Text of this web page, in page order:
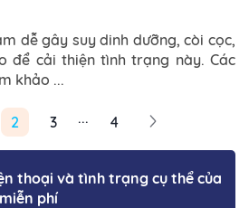
dễ gây suy dinh dưỡng, còi cọc,
để cải thiện tình trạng này. Các
khảo ...
2 3 ... 4
thoại và tình trạng cụ thể của
phí